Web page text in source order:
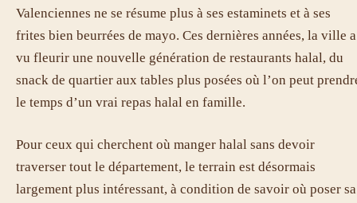
Valenciennes ne se résume plus à ses estaminets et à ses
frites bien beurrées de mayo. Ces dernières années, la ville a
vu fleurir une nouvelle génération de restaurants halal, du
snack de quartier aux tables plus posées où l’on peut
le temps d’un vrai repas halal en famille.
Pour ceux qui cherchent où manger halal sans devoir
traverser tout le département, le terrain est désormais
largement plus intéressant, à condition de savoir où poser sa